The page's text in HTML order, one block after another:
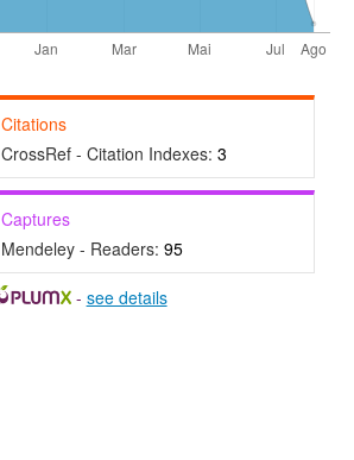
Citations
CrossRef - Citation Indexes: 3
Captures
Mendeley - Readers: 95
- see details